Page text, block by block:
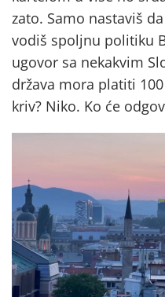
zato. Samo nastaviš
vodiš spoljnu politiku
ugovor sa nekakvim
država mora platiti
kriv? Niko. Ko će